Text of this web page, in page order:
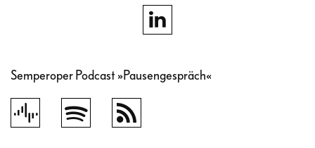
Semperoper Podcast »Pausengespräch«